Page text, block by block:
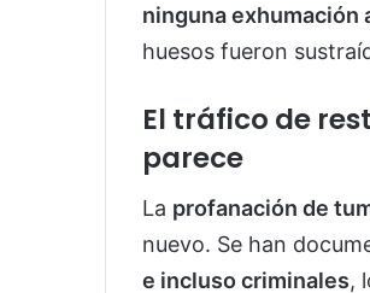
ninguna exhumación
huesos fueron
El tráfico de
parece
La profanación de
nuevo. Se han
e incluso criminales,